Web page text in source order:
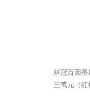
林冠百因
三萬元（紅